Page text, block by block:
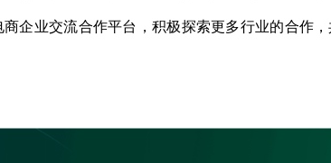
企业交流合作平台，积极探索更多行业的合作